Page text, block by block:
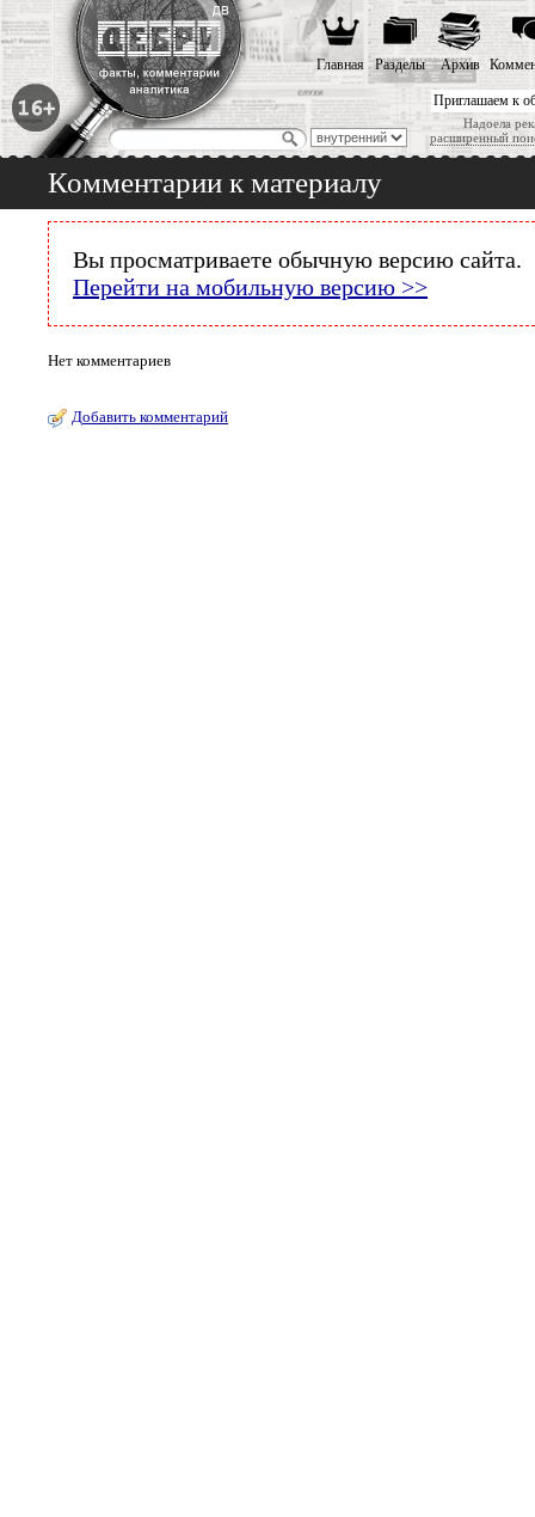
Приглашаем к
Надоела
расширенный
Главная Разделы Архив
Комментарии к материалу
Вы просматриваете обычную версию сайта.
Перейти на мобильную версию >>
Нет комментариев
Добавить комментарий